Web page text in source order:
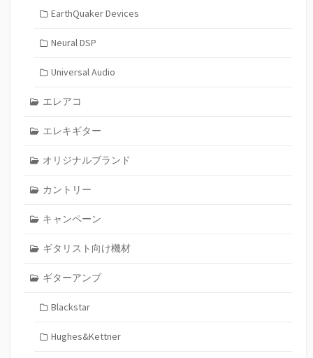
EarthQuaker Devices
Neural DSP
Universal Audio
エレアコ
エレキギター
オリジナルブランド
カントリー
キャンペーン
ギタリスト向け機材
ギターアンプ
Blackstar
Hughes&Kettner